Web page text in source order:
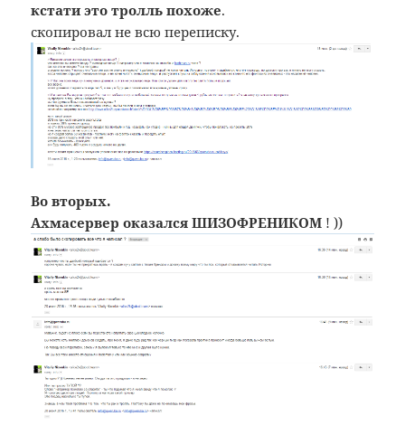
кстати это тролль похоже.
скопировал не всю переписку.
Во вторых.
Ахмасервер оказался ШИЗОФРЕНИКОМ ! ))